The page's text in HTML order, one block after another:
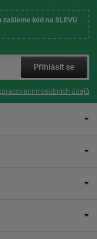
kód na SLEVU
Přihlásit se
osobních údajů